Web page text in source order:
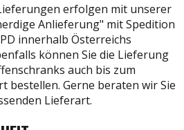
erfolgen mit unserer
Anlieferung" mit Spedition
innerhalb Österreichs
können Sie die Lieferung
auch bis zum
bestellen. Gerne beraten wir Sie
Lieferart.